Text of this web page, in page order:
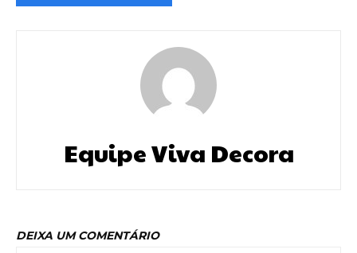
Equipe Viva Decora
DEIXA UM COMENTÁRIO